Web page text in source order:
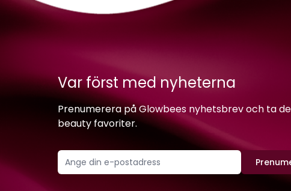
Var först med nyheterna
Prenumerera på Glowbees nyhetsbrev och ta
beauty favoriter.